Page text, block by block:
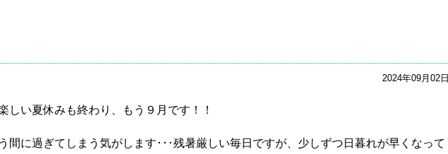
2024年09月02日
しい夏休みも終わり、もう９月です！！
間に過ぎてしまう気がします･･･残暑厳しい毎日ですが、少しずつ日暮れが早くなって